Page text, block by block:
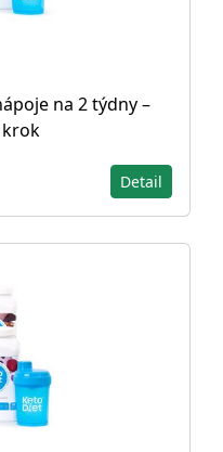
na 2 týdny –
krok
Detail